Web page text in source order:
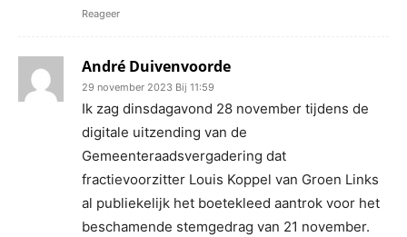
Reageer
André Duivenvoorde
29 november 2023 Bij 11:59
Ik zag dinsdagavond 28 november tijdens de
digitale uitzending van de
Gemeenteraadsvergadering dat
fractievoorzitter Louis Koppel van Groen Links
al publiekelijk het boetekleed aantrok voor het
beschamende stemgedrag van 21 november.